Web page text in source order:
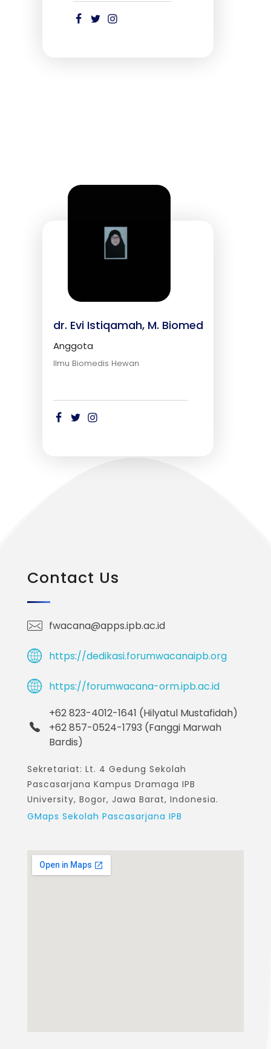
dr. Evi Istiqamah, M. Biomed
Anggota
Ilmu Biomedis Hewan
Contact Us
fwacana@apps.ipb.ac.id
https://dedikasi.forumwacanaipb.org
https://forumwacana-orm.ipb.ac.id
+62 823-4012-1641 (Hilyatul Mustafidah)
+62 857-0524-1793 (Fanggi Marwah
Bardis)
Sekretariat: Lt. 4 Gedung Sekolah
Pascasarjana Kampus Dramaga IPB
University, Bogor, Jawa Barat, Indonesia.
GMaps Sekolah Pascasarjana IPB